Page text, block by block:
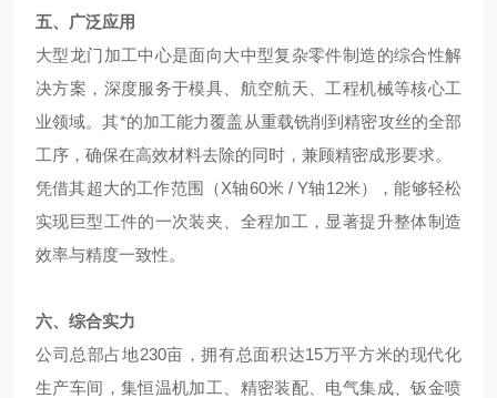
五、广泛应用
大型龙门加工中心是面向大中型复杂零件制造的综合性解
决方案，深度服务于模具、航空航天、工程机械等核心工
业领域。其*的加工能力覆盖从重载铣削到精密攻丝的全部
工序，确保在高效材料去除的同时，兼顾精密成形要求。
凭借其超大的工作范围（X轴60米 / Y轴12米），能够轻松
实现巨型工件的一次装夹、全程加工，显著提升整体制造
效率与精度一致性。
六、综合实力
公司总部占地230亩，拥有总面积达15万平方米的现代化
生产车间，集恒温机加工、精密装配、电气集成、钣金喷